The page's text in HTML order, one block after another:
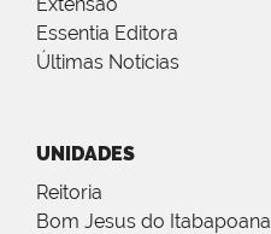
Essentia Editora
Últimas Notícias
UNIDADES
Reitoria
Bom Jesus do Itabapoana